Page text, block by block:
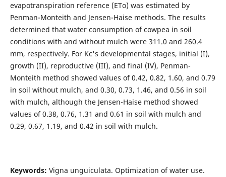
evapotranspiration reference (ETo) was estimated by
Penman-Monteith and Jensen-Haise methods. The results
determined that water consumption of cowpea in soil
conditions with and without mulch were 311.0 and 260.4
mm, respectively. For Kc's developmental stages, initial (I),
growth (II), reproductive (III), and final (IV), Penman-
Monteith method showed values of 0.42, 0.82, 1.60, and 0.79
in soil without mulch, and 0.30, 0.73, 1.46, and 0.56 in soil
with mulch, although the Jensen-Haise method showed
values of 0.38, 0.76, 1.31 and 0.61 in soil with mulch and
0.29, 0.67, 1.19, and 0.42 in soil with mulch.
Keywords: Vigna unguiculata. Optimization of water use.